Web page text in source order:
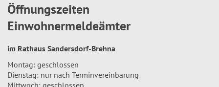
Öffnungszeiten
Einwohnermeldeämter
im Rathaus Sandersdorf-Brehna
Montag: geschlossen
Dienstag: nur nach Terminvereinbarung